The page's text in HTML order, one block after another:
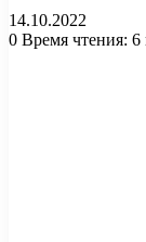
14.10.2022
0 Время чтения: